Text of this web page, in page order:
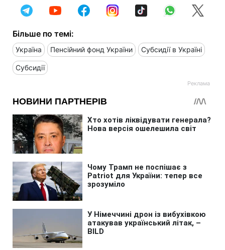
Більше по темі:
Україна Пенсійний фонд України Субсидії в Україні
Субсидії